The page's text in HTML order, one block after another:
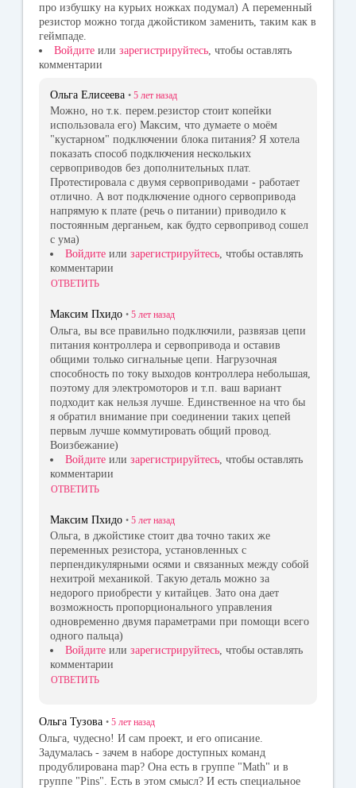
про избушку на курьих ножках подумал) А переменный
резистор можно тогда джойстиком заменить, таким как в
геймпаде.
Войдите или зарегистрируйтесь , чтобы оставлять
комментарии
Ольга Елисеева • 5 лет назад
Можно, но т.к. перем.резистор стоит копейки
использовала его) Максим, что думаете о моём
"кустарном" подключении блока питания? Я хотела
показать способ подключения нескольких
сервоприводов без дополнительных плат.
Протестировала с двумя сервоприводами - работает
отлично. А вот подключение одного сервопривода
напрямую к плате (речь о питании) приводило к
постоянным дерганьем, как будто сервопривод сошел
с ума)
Войдите или зарегистрируйтесь, чтобы оставлять
комментарии
ОТВЕТИТЬ
Максим Пхидо • 5 лет назад
Ольга, вы все правильно подключили, развязав цепи
питания контроллера и сервопривода и оставив
общими только сигнальные цепи. Нагрузочная
способность по току выходов контроллера небольшая,
поэтому для электромоторов и т.п. ваш вариант
подходит как нельзя лучше. Единственное на что бы
я обратил внимание при соединении таких цепей
первым лучше коммутировать общий провод.
Воизбежание)
Войдите или зарегистрируйтесь , чтобы оставлять
комментарии
ОТВЕТИТЬ
Максим Пхидо • 5 лет назад
Ольга, в джойстике стоит два точно таких же
переменных резистора, установленных с
перпендикулярными осями и связанных между собой
нехитрой механикой. Такую деталь можно за
недорого приобрести у китайцев. Зато она дает
возможность пропорционального управления
одновременно двумя параметрами при помощи всего
одного пальца)
Войдите или зарегистрируйтесь, чтобы оставлять
комментарии
ОТВЕТИТЬ
Ольга Тузова • 5 лет назад
Ольга, чудесно! И сам проект, и его описание.
Задумалась - зачем в наборе доступных команд
продублирована map? Она есть в группе "Math" и в
группе "Pins". Есть в этом смысл? И есть специальное